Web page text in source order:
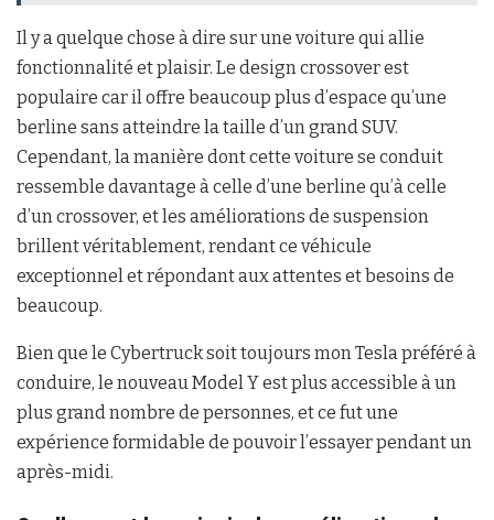
Il y a quelque chose à dire sur une voiture qui allie
fonctionnalité et plaisir. Le design crossover est
populaire car il offre beaucoup plus d’espace qu’une
berline sans atteindre la taille d’un grand SUV.
Cependant, la manière dont cette voiture se conduit
ressemble davantage à celle d’une berline qu’à celle
d’un crossover, et les améliorations de suspension
brillent véritablement, rendant ce véhicule
exceptionnel et répondant aux attentes et besoins de
beaucoup.
Bien que le Cybertruck soit toujours mon Tesla préféré à
conduire, le nouveau Model Y est plus accessible à un
plus grand nombre de personnes, et ce fut une
expérience formidable de pouvoir l’essayer pendant un
après-midi.